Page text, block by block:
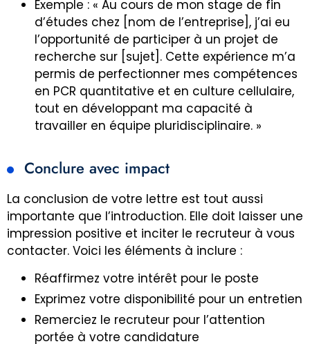
Exemple : « Au cours de mon stage de fin
d’études chez [nom de l’entreprise], j’ai eu
l’opportunité de participer à un projet de
recherche sur [sujet]. Cette expérience m’a
permis de perfectionner mes compétences
en PCR quantitative et en culture cellulaire,
tout en développant ma capacité à
travailler en équipe pluridisciplinaire. »
Conclure avec impact
La conclusion de votre lettre est tout aussi
importante que l’introduction. Elle doit laisser une
impression positive et inciter le recruteur à vous
contacter. Voici les éléments à inclure :
Réaffirmez votre intérêt pour le poste
Exprimez votre disponibilité pour un entretien
Remerciez le recruteur pour l’attention
portée à votre candidature